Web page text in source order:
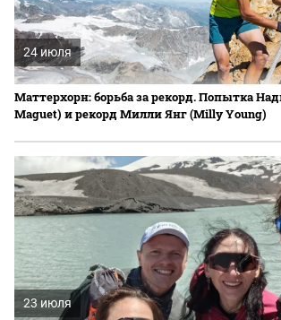
24 июля
Маттерхорн: борьба за рекорд. Попытка
Maguet) и рекорд Милли Янг (Milly Young)
23 июля